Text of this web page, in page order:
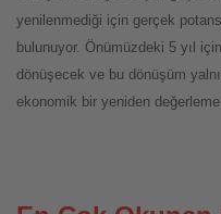
yenilenmediği için gerçek
bulunuyor. Önümüzdeki 5 yıl
dönüşecek ve bu dönüşüm
ekonomik bir yeniden